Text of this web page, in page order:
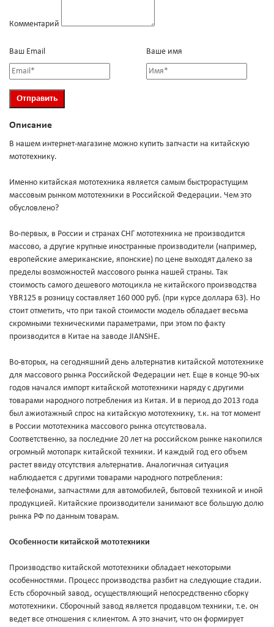
Комментарий
Ваш Email Ваше имя
Описание
В нашем интернет-магазине можно купить запчасти на китайскую
мототехнику.
Именно китайская мототехника является самым быстрорастущим
массовым рынком мототехники в Российской Федерации. Чем это
обусловлено?
Во-первых, в России и странах СНГ мототехника не производится
массово, а другие крупные иностранные производители (например,
европейские американские, японские) по цене выходят далеко за
пределы возможностей массового рынка нашей страны. Так
стоимость самого дешевого мотоцикла не китайского производства
YBR125 в розницу составляет 160 000 руб. (при курсе доллара 63). Но
стоит отметить, что при такой стоимости модель обладает весьма
скромными техническими параметрами, при этом по факту
производится в Китае на заводе JIANSHE.
Во-вторых, на сегодняшний день альтернатив китайской мототехнике
для массового рынка Российской Федерации нет. Еще в конце 90-ых
годов начался импорт китайской мототехники наряду с другими
товарами народного потребления из Китая. И в период до 2013 года
был ажиотажный спрос на китайскую мототехнику, т.к. на тот момент
в России мототехника массового рынка отсутствовала.
Соответственно, за последние 20 лет на российском рынке накопился
огромный мотопарк китайской техники. И каждый год его объем
растет ввиду отсутствия альтернатив. Аналогичная ситуация
наблюдается с другими товарами народного потребления:
телефонами, запчастями для автомобилей, бытовой техникой и иной
продукцией. Китайские производители занимают все большую долю
рынка РФ по данным товарам.
Особенности китайской мототехники
Производство китайской мототехники обладает некоторыми
особенностями. Процесс производства разбит на следующие стадии.
Есть сборочный завод, осуществляющий непосредственно сборку
мототехники. Сборочный завод является продавцом техники, т.е. он
ведет все отношения с клиентом. А это значит, что он формирует